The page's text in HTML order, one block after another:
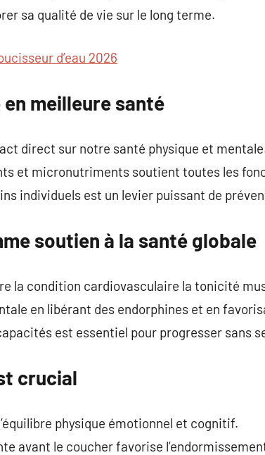
sa qualité de vie sur le long terme.
d’eau 2026
meilleure santé
direct sur notre santé physique et
et micronutriments soutient toutes les
individuels est un levier puissant de
soutien à la santé globale
la condition cardiovasculaire la tonicité
en libérant des endorphines et en
est essentiel pour progresser sans
crucial
physique émotionnel et cognitif.
avant le coucher favorise